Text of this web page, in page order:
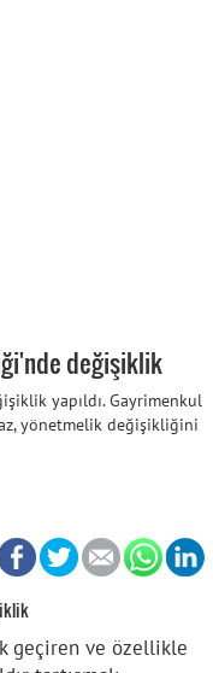
değişiklik
yapıldı. Gayrimenkul
yönetmelik değişikliğini
geçiren ve özellikle